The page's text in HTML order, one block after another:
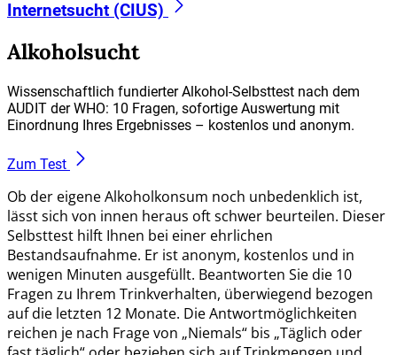
Internetsucht (CIUS)
Alkoholsucht
Wissenschaftlich fundierter Alkohol-Selbsttest nach dem
AUDIT der WHO: 10 Fragen, sofortige Auswertung mit
Einordnung Ihres Ergebnisses – kostenlos und anonym.
Zum Test
Ob der eigene Alkoholkonsum noch unbedenklich ist,
lässt sich von innen heraus oft schwer beurteilen. Dieser
Selbsttest hilft Ihnen bei einer ehrlichen
Bestandsaufnahme. Er ist anonym, kostenlos und in
wenigen Minuten ausgefüllt. Beantworten Sie die 10
Fragen zu Ihrem Trinkverhalten, überwiegend bezogen
auf die letzten 12 Monate. Die Antwortmöglichkeiten
reichen je nach Frage von „Niemals“ bis „Täglich oder